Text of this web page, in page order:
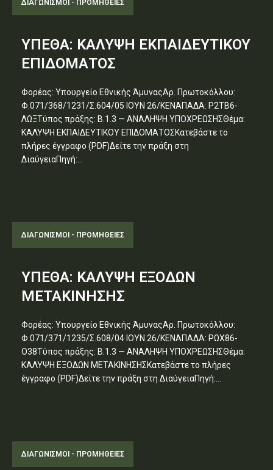
ΔΙΑΓΩΝΙΣΜΟΊ - ΠΡΟΜΉΘΕΙΕΣ
ΥΠΕΘΑ: ΚΑΛΥΨΗ ΕΚΠΑΙΔΕΥΤΙΚΟΥ
ΕΠΙΔΟΜΑΤΟΣ
Φορέας: Υπουργείο Εθνικής ΆμυναςΑρ. Πρωτοκόλλου:
Φ.071/368/1231/Σ.604/05 ΙΟΥΝ 26/ΚΕΝΑΠΑΔΑ: Ρ2ΤΒ6-
ΛΩΞΤύπος πράξης: Β.1.3 — ΑΝΑΛΗΨΗ ΥΠΟΧΡΕΩΣΗΣΘέμα:
ΚΑΛΥΨΗ ΕΚΠΑΙΔΕΥΤΙΚΟΥ ΕΠΙΔΟΜΑΤΟΣΚατεβάστε το
πλήρες έγγραφο (PDF)Δείτε την πράξη στη
ΔιαύγειαΠηγή:...
ΔΙΑΓΩΝΙΣΜΟΊ - ΠΡΟΜΉΘΕΙΕΣ
ΥΠΕΘΑ: ΚΑΛΥΨΗ ΕΞΟΔΩΝ
ΜΕΤΑΚΙΝΗΣΗΣ
Φορέας: Υπουργείο Εθνικής ΆμυναςΑρ. Πρωτοκόλλου:
Φ.071/371/1235/Σ.608/04 ΙΟΥΝ 26/ΚΕΝΑΠΑΔΑ: ΡΩΧ86-
Ο38Τύπος πράξης: Β.1.3 — ΑΝΑΛΗΨΗ ΥΠΟΧΡΕΩΣΗΣΘέμα:
ΚΑΛΥΨΗ ΕΞΟΔΩΝ ΜΕΤΑΚΙΝΗΣΗΣΚατεβάστε το πλήρες
έγγραφο (PDF)Δείτε την πράξη στη ΔιαύγειαΠηγή:...
ΔΙΑΓΩΝΙΣΜΟΊ - ΠΡΟΜΉΘΕΙΕΣ